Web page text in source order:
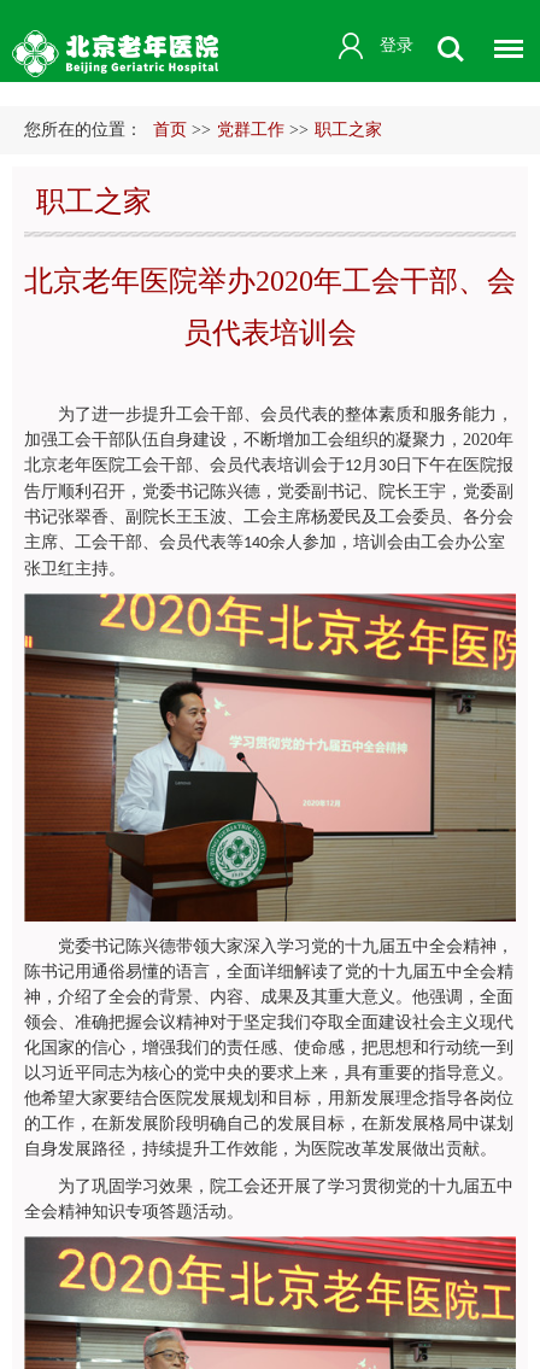
登录
您所在的位置： 首页 >> 党群工作 >> 职工之家
职工之家
北京老年医院举办2020年工会干部、会
员代表培训会
为了进一步提升工会干部、会员代表的整体素质和服务能力，
加强工会干部队伍自身建设，不断增加工会组织的凝聚力， 2020年
北京老年医院工会干部、会员代表培训会于12月 30 日下午在医院报
告厅顺利召开，党委书记陈兴德，党委副书记、院长王宇，党委副
书记张翠香、副院长王玉波、工会主席杨爱民及工会委员、各分会
主席、工会干部、会员代表等140余人参加，培训会由工会办公室
张卫红主持。
党委书记陈兴德带领大家深入学习党的十九届五中全会精神，
陈书记用通俗易懂的语言，全面详细解读了党的十九届五中全会精
神，介绍了全会的背景、内容、成果及其重大意义。他强调，全面
领会、准确把握会议精神对于坚定我们夺取全面建设社会主义现代
化国家的信心，增强我们的责任感、使命感，把思想和行动统一到
以习近平同志为核心的党中央的要求上来，具有重要的指导意义。
他希望大家要结合医院发展规划和目标，用新发展理念指导各岗位
的工作，在新发展阶段明确自己的发展目标，在新发展格局中谋划
自身发展路径，持续提升工作效能，为医院改革发展做出贡献。
为了巩固学习效果，院工会还开展了学习贯彻党的十九届五中
全会精神知识专项答题活动。